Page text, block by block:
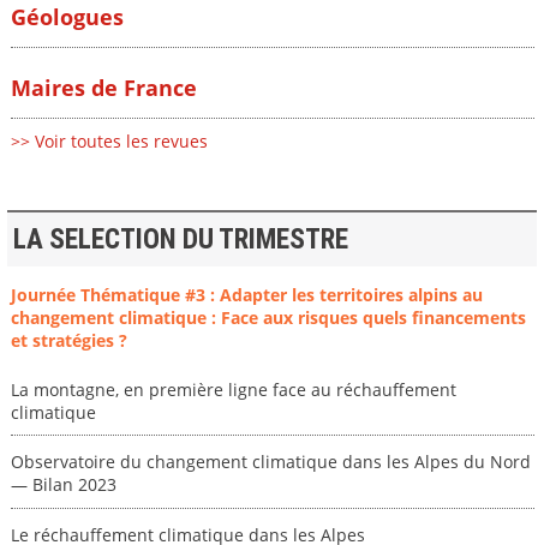
Géologues
Maires de France
>> Voir toutes les revues
LA SELECTION DU TRIMESTRE
Journée Thématique #3 : Adapter les territoires alpins au
changement climatique : Face aux risques quels financements
et stratégies ?
La montagne, en première ligne face au réchauffement
climatique
Observatoire du changement climatique dans les Alpes du Nord
— Bilan 2023
Le réchauffement climatique dans les Alpes